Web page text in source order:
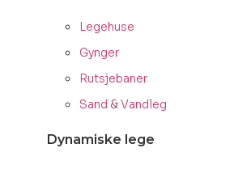
Legehuse
Gynger
Rutsjebaner
Sand & Vandleg
Dynamiske lege